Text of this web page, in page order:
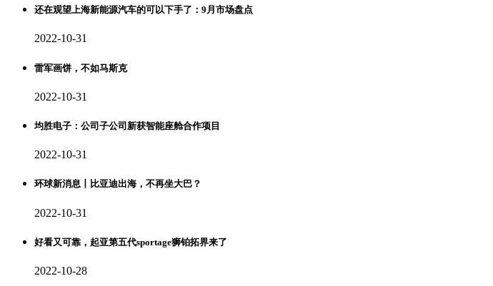
还在观望上海新能源汽车的可以下手了：9月市场盘点
2022-10-31
雷军画饼，不如马斯克
2022-10-31
均胜电子：公司子公司新获智能座舱合作项目
2022-10-31
环球新消息丨比亚迪出海，不再坐大巴？
2022-10-31
好看又可靠，起亚第五代sportage狮铂拓界来了
2022-10-28